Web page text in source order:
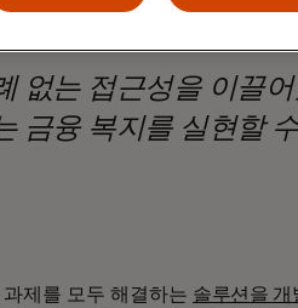
없는 접근성을 이끌
금융 복지를 실현할
제를 모두 해결하는 솔루션을 개